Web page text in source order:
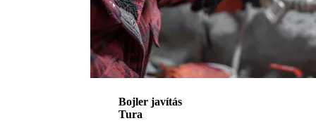
Bojler javítás
Tura